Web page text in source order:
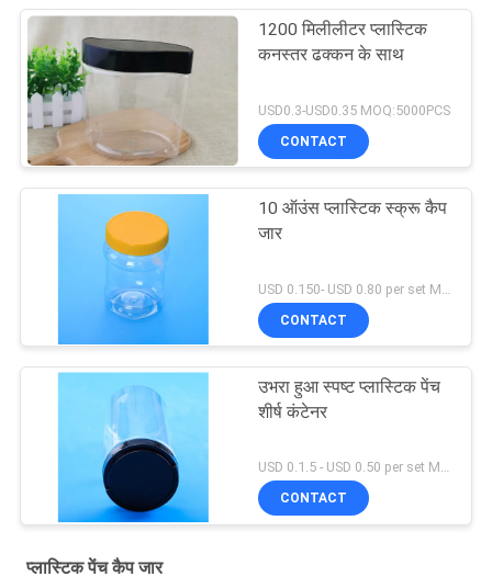
1200 मिलीलीटर प्लास्टिक
कनस्तर ढक्कन के साथ
USD0.3-USD0.35 MOQ:5000PCS
CONTACT
10 ऑउंस प्लास्टिक स्क्रू कैप
जार
CONTACT
उभरा हुआ स्पष्ट प्लास्टिक पेंच
शीर्ष कंटेनर
USD 0.1.5 - USD 0.50 per set MOQ:10000SET
CONTACT
प्लास्टिक पेंच कैप जार